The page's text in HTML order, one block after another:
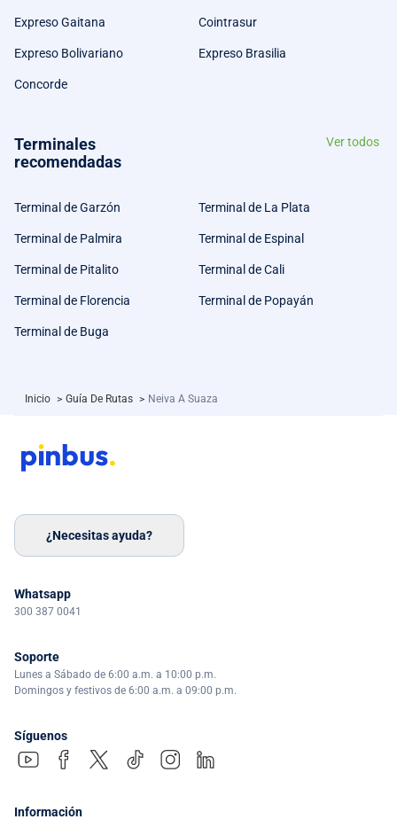
Expreso Gaitana Cointrasur
Expreso Bolivariano Expreso Brasilia
Concorde
Terminales
recomendadas
Ver todos
Terminal de Garzón Terminal de La Plata
Terminal de Palmira Terminal de Espinal
Terminal de Pitalito Terminal de Cali
Terminal de Florencia Terminal de Popayán
Terminal de Buga
Inicio > Guía De Rutas > Neiva A Suaza
¿Necesitas ayuda?
Whatsapp
300 387 0041
Soporte
Lunes a Sábado de 6:00 a.m. a 10:00 p.m.
Domingos y festivos de 6:00 a.m. a 09:00 p.m.
Síguenos
Información